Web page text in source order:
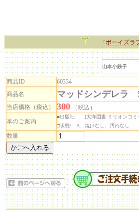
「ボーイズラ
山本小鉄子
商品ID
60334
商品名
マッドシンデレラ
当店価格（税込） 300
（税込）
本のご案内
■出版社 [大洋図書:ミリオンコミ
□状態/ A…焼けなし、汚れなし
数量